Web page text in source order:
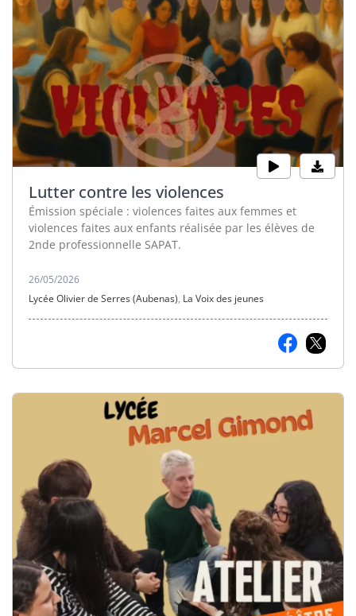
Lutter contre les violences
Émission spéciale : violences faites aux femmes et
violences faites aux enfants réalisée par les élèves de
2nde professionnelle SAPAT.
26/05/2026
Lycée Olivier de Serres (Aubenas), La Voix des jeunes